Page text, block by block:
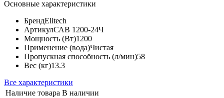
Основные характеристики
БрендElitech
АртикулСАВ 1200-24Ч
Мощность (Вт)1200
Применение (вода)Чистая
Пропускная способность (л/мин)58
Вес (кг)13.3
Все характеристики
Наличие товара В наличии